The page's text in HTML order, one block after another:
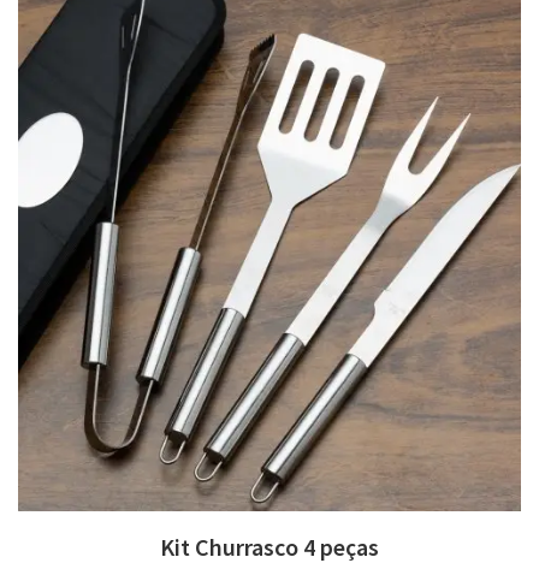
Kit Churrasco 4 peças